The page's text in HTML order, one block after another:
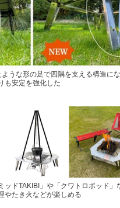
うな形の足で四隅を支える構造に
も安定を強化した
ッドTAKIBI」や「クワトロポッド」
やたき火などが楽しめる